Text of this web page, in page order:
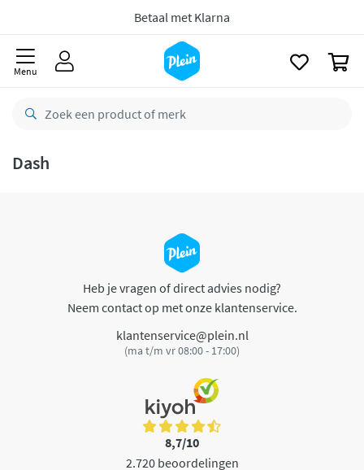
Betaal met Klarna
Menu
Dash
Heb je vragen of direct advies nodig?
Neem contact op met onze klantenservice.
klantenservice@plein.nl
(ma t/m vr 08:00 - 17:00)
8,7/10
2.720 beoordelingen